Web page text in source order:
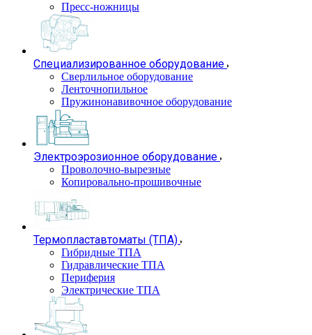
Пресс-ножницы
Специализированное оборудование
Сверлильное оборудование
Ленточнопильное
Пружинонавивочное оборудование
Электроэрозионное оборудование
Проволочно-вырезные
Копировально-прошивочные
Термопластавтоматы (ТПА)
Гибридные ТПА
Гидравлические ТПА
Периферия
Электрические ТПА